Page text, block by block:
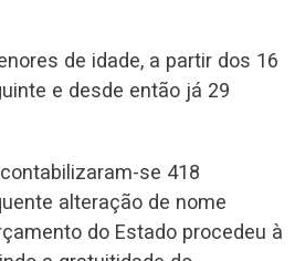
de idade, a partir dos 16
e desde então já 29
se 418
alteração de nome
do Estado procedeu à